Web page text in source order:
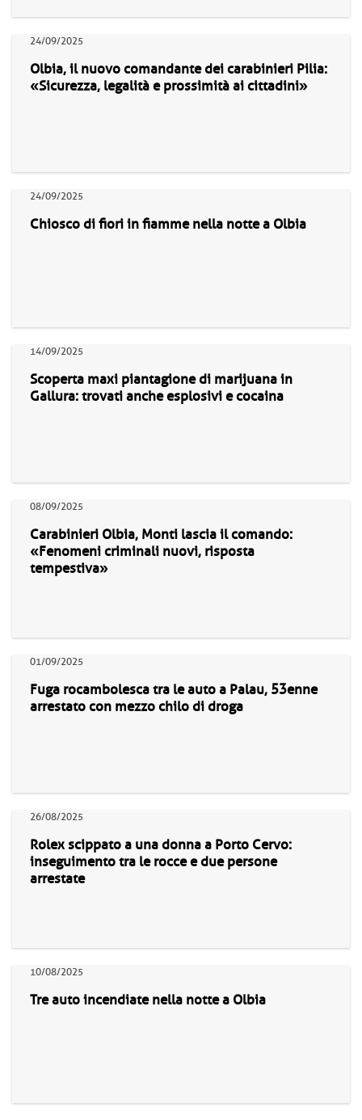
24/09/2025
Olbia, il nuovo comandante dei carabinieri Pilia:
«Sicurezza, legalità e prossimità ai cittadini»
24/09/2025
Chiosco di fiori in fiamme nella notte a Olbia
14/09/2025
Scoperta maxi piantagione di marijuana in
Gallura: trovati anche esplosivi e cocaina
08/09/2025
Carabinieri Olbia, Monti lascia il comando:
«Fenomeni criminali nuovi, risposta
tempestiva»
01/09/2025
Fuga rocambolesca tra le auto a Palau, 53enne
arrestato con mezzo chilo di droga
26/08/2025
Rolex scippato a una donna a Porto Cervo:
inseguimento tra le rocce e due persone
arrestate
10/08/2025
Tre auto incendiate nella notte a Olbia